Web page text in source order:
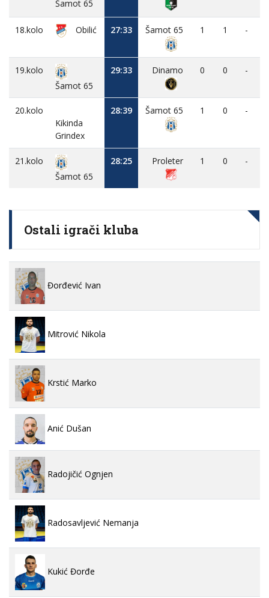
Šamot 65
18.kolo Obilić 27:33 Šamot 65 1 1 -
19.kolo
Šamot 65
29:33 Dinamo 0 0 -
20.kolo
Kikinda
Grindex
28:39 Šamot 65 1 0 -
21.kolo
Šamot 65
28:25 Proleter 1 0 -
Ostali igrači kluba
Đorđević Ivan
Mitrović Nikola
Krstić Marko
Anić Dušan
Radojičić Ognjen
Radosavljević Nemanja
Kukić Đorđe